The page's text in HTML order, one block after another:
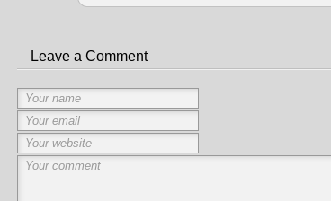
Leave a Comment